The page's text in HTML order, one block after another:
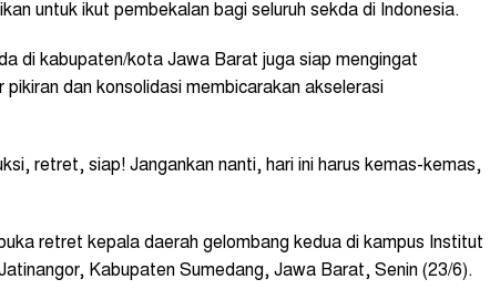
untuk ikut pembekalan bagi seluruh sekda di Indonesia.
di kabupaten/kota Jawa Barat juga siap mengingat
dan konsolidasi membicarakan akselerasi
retret, siap! Jangankan nanti, hari ini harus kemas-kemas,
retret kepala daerah gelombang kedua di kampus Institut
Kabupaten Sumedang, Jawa Barat, Senin (23/6).